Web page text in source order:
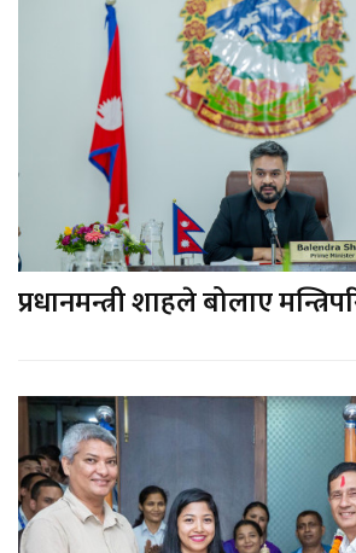
प्रधानमन्त्री शाहले बोलाए